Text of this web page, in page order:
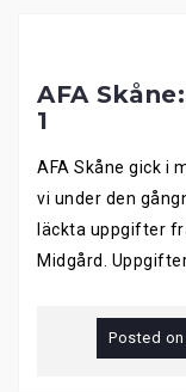
AFA
1
AFA Skåne gick i
vi under den
läckta uppgifter
Midgård.
Posted